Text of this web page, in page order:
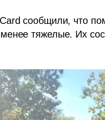
сообщили, что
тяжелые. Их